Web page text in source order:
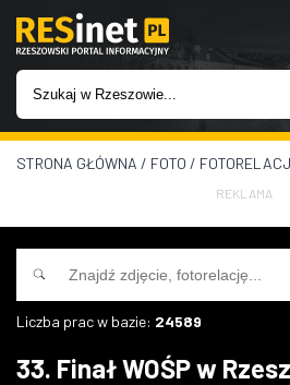
WIADOMOŚCI
INWESTYCJE
IMPREZY
STRONA GŁÓWNA / FOTO /
REKLAMA
Liczba prac w bazie: 24589
33. Finał WOŚP w